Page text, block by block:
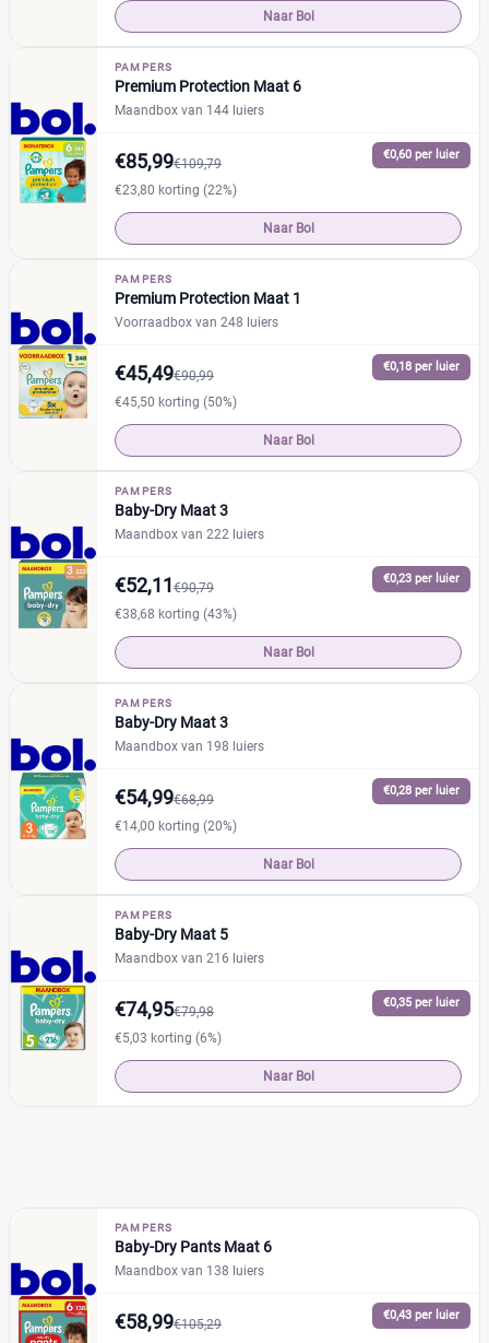
Ongeparfumeerd
Urine-indicator (20)
Geslacht
Jongen (7)
Jongen en meisje
Drogist
Etos
Kruidvat (32)
Supermarkt
Albert Heijn
Aldi (1)
Plus (5)
Webshop
Amazon (6)
Babydrogist
BigGreenSmile
▼ +7 meer
Naar Bol
PAMPERS
Premium Protection Maat 6
Maandbox van 144 luiers
€0,60 per luier
€85,99€109,79
€23,80 korting (22%)
Naar Bol
PAMPERS
Premium Protection Maat 1
Voorraadbox van 248 luiers
€0,18 per luier
€45,49€90,99
€45,50 korting (50%)
Naar Bol
PAMPERS
Baby-Dry Maat 3
Maandbox van 222 luiers
€0,23 per luier
€52,11 €90,79
€38,68 korting (43%)
Naar Bol
PAMPERS
Baby-Dry Maat 3
Maandbox van 198 luiers
€0,28 per luier
€54,99€68,99
€14,00 korting (20%)
Naar Bol
PAMPERS
Baby-Dry Maat 5
Maandbox van 216 luiers
€0,35 per luier
€74,95€79,98
€5,03 korting (6%)
Naar Bol
PAMPERS
Baby-Dry Pants Maat 6
Maandbox van 138 luiers
€0,43 per luier
€58,99€105,29